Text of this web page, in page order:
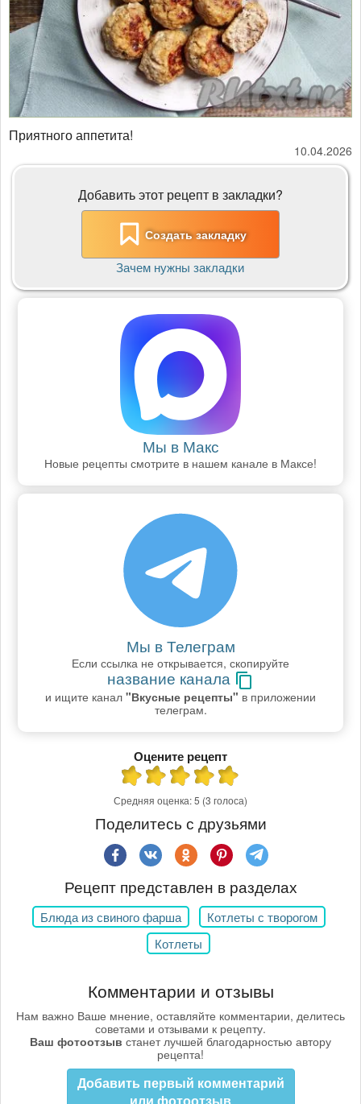
Приятного аппетита!
10.04.2026
Добавить этот рецепт в закладки?
Создать закладку
Зачем нужны закладки
Мы в Макс
Новые рецепты смотрите в нашем канале в Максе!
Мы в Телеграм
Если ссылка не открывается, скопируйте
название канала
и ищите канал "Вкусные рецепты" в приложении
телеграм.
Оцените рецепт
Средняя оценка:5 (3 голоса)
Поделитесь с друзьями
Рецепт представлен в разделах
Блюда из свиного фарша
Котлеты с творогом
Котлеты
Комментарии и отзывы
Нам важно Ваше мнение, оставляйте комментарии, делитесь
советами и отзывами к рецепту.
Ваш фотоотзыв станет лучшей благодарностью автору
рецепта!
Добавить первый комментарий
или фотоотзыв